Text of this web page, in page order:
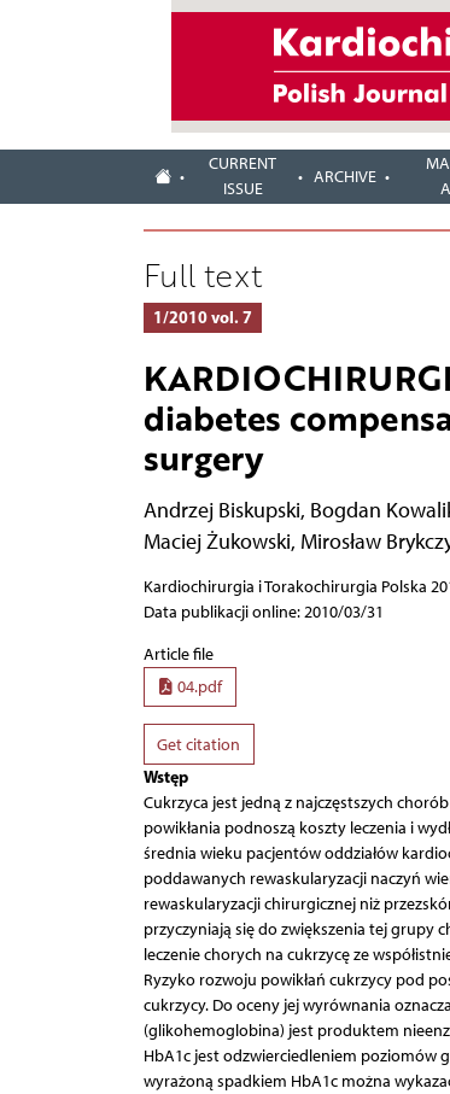
CURRENT
ISSUE
ARCHIVE
Full text
1/2010 vol. 7
diabetes
surgery
Andrzej Biskupski, Bogdan
Maciej Żukowski, Mirosław
Kardiochirurgia i Torakochirurgia Polska
Data publikacji online: 2010/03/31
Article file
04.pdf
Get citation
Wstęp
Cukrzyca jest jedną z najczęstszych
powikłania podnoszą koszty leczenia i
średnia wieku pacjentów oddziałów
poddawanych rewaskularyzacji naczyń
rewaskularyzacji chirurgicznej niż
przyczyniają się do zwiększenia tej grupy
leczenie chorych na cukrzycę ze
Ryzyko rozwoju powikłań cukrzycy pod
cukrzycy. Do oceny jej wyrównania
(glikohemoglobina) jest produktem
HbA1c jest odzwierciedleniem poziomów
wyrażoną spadkiem HbA1c można